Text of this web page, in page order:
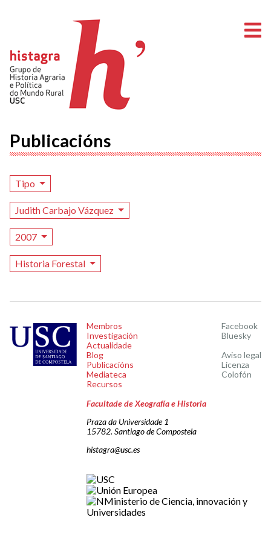
Publicacións
Tipo
Judith Carbajo Vázquez
2007
Historia Forestal
Membros
Investigación
Actualidade
Blog
Publicacións
Mediateca
Recursos
Facebook
Bluesky
Aviso legal
Licenza
Colofón
Facultade de Xeografía e Historia
Praza da Universidade 1
15782. Santiago de Compostela
histagra@usc.es